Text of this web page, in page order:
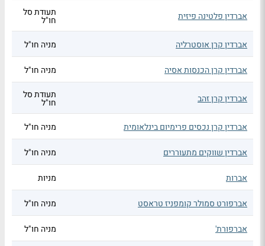
אברדין פלטינה פיזית תעודת סל
חו"ל
אברדין קרן אוסטרליה
מניה חו"ל
אברדין קרן הכנסות אסיה מניה חו"ל
אברדין קרן זהב תעודת סל
חו"ל
אברדין קרן נכסים פרימיום בינלאומית
מניה חו"ל
אברדין שווקים מתעוררים מניה חו"ל
אברות מניות
אברפורט סמולר קומפניז טראסט מניה חו"ל
אברפורת' מניה חו"ל